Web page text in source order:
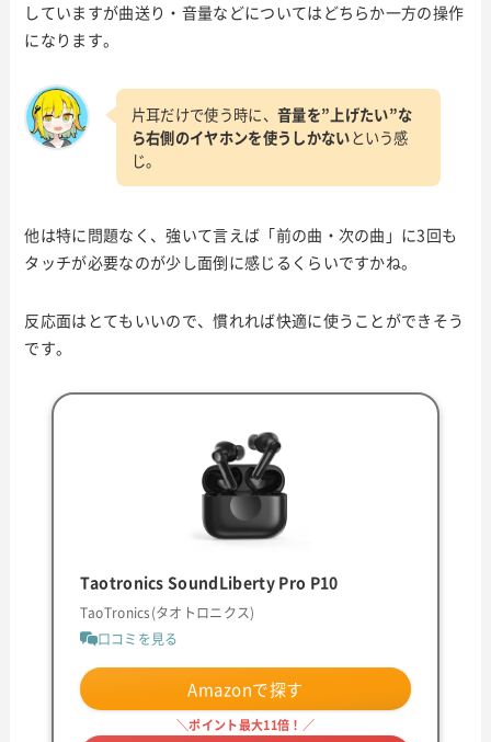
していますが曲送り・音量などについてはどちらか一方の操作
になります。
片耳だけで使う時に、 音量を”上げたい”な
ら右側のイヤホンを使うしかないという感
じ。
他は特に問題なく、強いて言えば「前の曲・次の曲」に3回も
タッチが必要なのが少し面倒に感じるくらいですかね。
反応面はとてもいいので、慣れれば快適に使うことができそう
です。
Taotronics SoundLiberty Pro P10
TaoTronics(タオトロニクス)
口コミを見る
Amazonで探す
＼ポイント最大11倍！／